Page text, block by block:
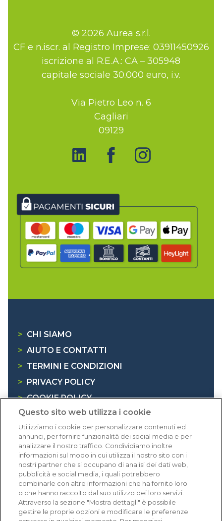
© 2026 Aurea s.r.l.
CF e n.iscr. al Registro Imprese: 03911450926
iscrizione al R.E.A.: CA – 305948
capitale sociale 30.000 euro, i.v.
Via Pietro Leo n. 6
Cagliari
09129
> CHI SIAMO
> AIUTO E CONTATTI
> TERMINI E CONDIZIONI
>
PRIVACY POLICY
> COOKIE POLICY
> INFORMATIVA RAEE
Dicono di noi
1.641 recensioni
Eccellente (4,8)
Acquisti verificati
Questo sito web utilizza i cookie
Utilizziamo i cookie per personalizzare contenuti ed
annunci, per fornire funzionalità dei social media e per
analizzare il nostro traffico. Condividiamo inoltre
informazioni sul modo in cui utilizza il nostro sito con i
nostri partner che si occupano di analisi dei dati web,
pubblicità e social media, i quali potrebbero
combinarle con altre informazioni che ha fornito loro
o che hanno raccolto dal suo utilizzo dei loro servizi.
Attraverso la sezione "Mostra dettagli" è possibile
gestire le proprie opzioni e modificare le preferenze